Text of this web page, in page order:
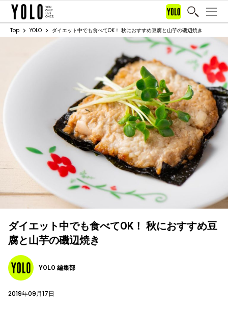
Top YOLO ダイエット中でも食べてOK！ 秋におすすめ豆腐と山芋の磯辺焼き
ダイエット中でも食べてOK！ 秋におすすめ豆
腐と山芋の磯辺焼き
YOLO 編集部
2019年09月17日